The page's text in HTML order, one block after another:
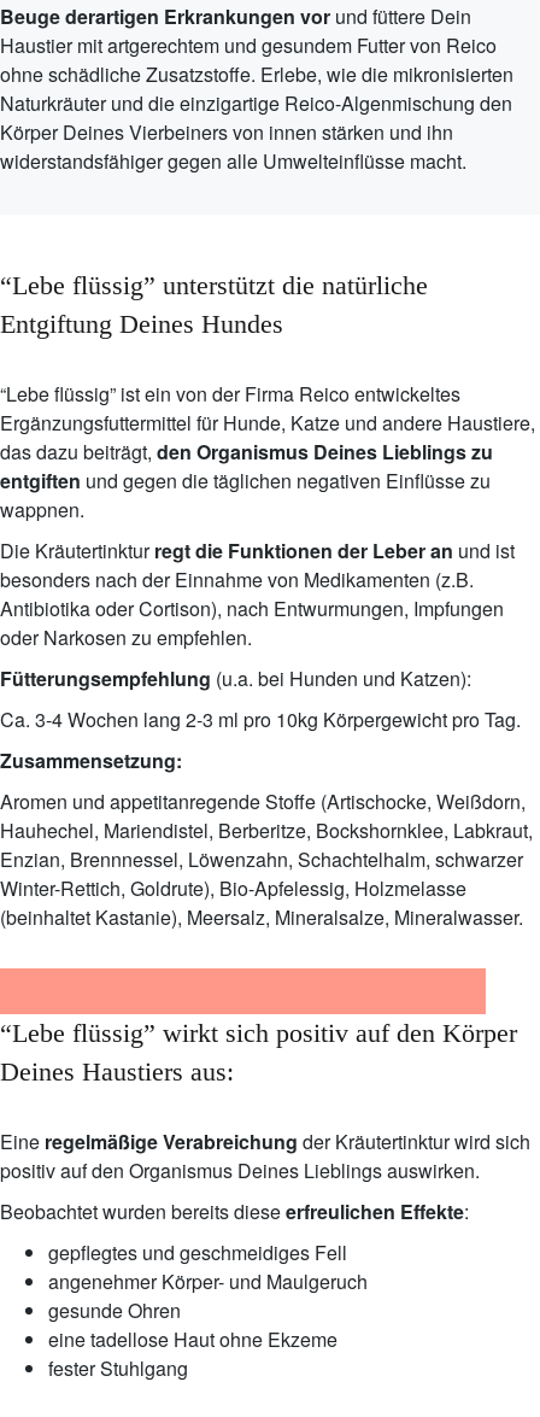
Beuge derartigen Erkrankungen vor und füttere Dein
Haustier mit artgerechtem und gesundem Futter von Reico
ohne schädliche Zusatzstoffe. Erlebe, wie die mikronisierten
Naturkräuter und die einzigartige Reico-Algenmischung den
Körper Deines Vierbeiners von innen stärken und ihn
widerstandsfähiger gegen alle Umwelteinflüsse macht.
“Lebe flüssig” unterstützt die natürliche
Entgiftung Deines Hundes
“Lebe flüssig” ist ein von der Firma Reico entwickeltes
Ergänzungsfuttermittel für Hunde, Katze und andere Haustiere,
das dazu beiträgt, den Organismus Deines Lieblings zu
entgiften und gegen die täglichen negativen Einflüsse zu
wappnen.
Die Kräutertinkturregt die Funktionen der Leber an und ist
besonders nach der Einnahme von Medikamenten (z.B.
Antibiotika oder Cortison), nach Entwurmungen, Impfungen
oder Narkosen zu empfehlen.
Fütterungsempfehlung (u.a. bei Hunden und Katzen):
Ca. 3-4 Wochen lang 2-3 ml pro 10kg Körpergewicht pro Tag.
Zusammensetzung:
Aromen und appetitanregende Stoffe (Artischocke, Weißdorn,
Hauhechel, Mariendistel, Berberitze, Bockshornklee, Labkraut,
Enzian, Brennnessel, Löwenzahn, Schachtelhalm, schwarzer
Winter-Rettich, Goldrute), Bio-Apfelessig, Holzmelasse
(beinhaltet Kastanie), Meersalz, Mineralsalze, Mineralwasser.
“Lebe flüssig” wirkt sich positiv auf den Körper
Deines Haustiers aus:
Eine regelmäßige Verabreichung der Kräutertinktur wird sich
positiv auf den Organismus Deines Lieblings auswirken.
Beobachtet wurden bereits dieseerfreulichen Effekte:
gepflegtes und geschmeidiges Fell
angenehmer Körper- und Maulgeruch
gesunde Ohren
eine tadellose Haut ohne Ekzeme
fester Stuhlgang